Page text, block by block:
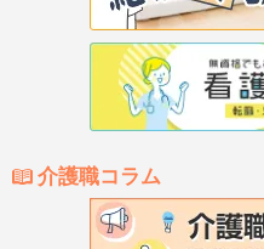
介護職コラム